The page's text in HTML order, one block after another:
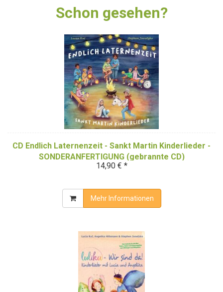
Schon gesehen?
CD Endlich Laternenzeit - Sankt Martin Kinderlieder -
SONDERANFERTIGUNG (gebrannte CD)
14,90 € *
Mehr Informationen